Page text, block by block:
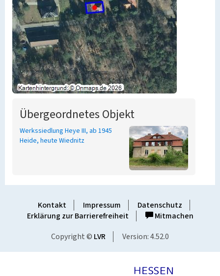
Übergeordnetes Objekt
Werkssiedlung Heye III, ab 1945
Heide, heute Wiednitz
Kontakt Impressum
Datenschutz
Erklärung zur Barrierefreiheit
Mitmachen
Copyright © LVR Version: 4.52.0